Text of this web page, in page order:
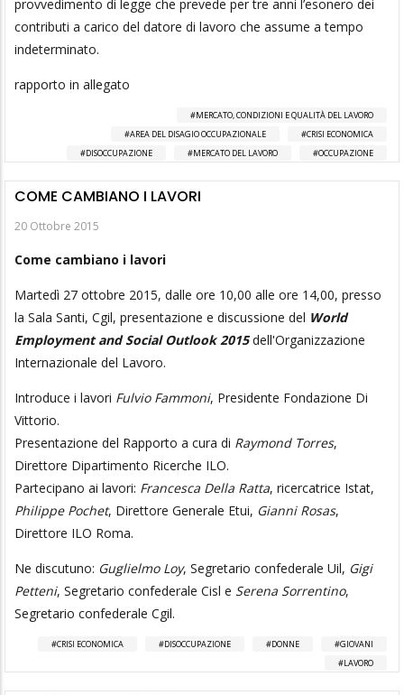
provvedimento di legge che prevede per tre anni l’esonero dei
contributi a carico del datore di lavoro che assume a tempo
indeterminato.
rapporto in allegato
MERCATO, CONDIZIONI E QUALITÀ DEL LAVORO
AREA DEL DISAGIO OCCUPAZIONALE
CRISI ECONOMICA
DISOCCUPAZIONE
MERCATO DEL LAVORO OCCUPAZIONE
COME CAMBIANO I LAVORI
20 Ottobre 2015
Come cambiano i lavori
Martedì 27 ottobre 2015, dalle ore 10,00 alle ore 14,00, presso
la Sala Santi, Cgil, presentazione e discussione del World
Employment and Social Outlook 2015dell'Organizzazione
Internazionale del Lavoro.
Introduce i lavori Fulvio Fammoni, Presidente Fondazione Di
Vittorio.
Presentazione del Rapporto a cura di Raymond Torres,
Direttore Dipartimento Ricerche ILO.
Partecipano ai lavori: Francesca Della Ratta, ricercatrice Istat,
Philippe Pochet, Direttore Generale Etui, Gianni Rosas,
Direttore ILO Roma.
Ne discutuno: Guglielmo Loy, Segretario confederale Uil, Gigi
Petteni, Segretario confederale Cisl e Serena Sorrentino,
Segretario confederale Cgil.
CRISI ECONOMICA DISOCCUPAZIONE DONNE
GIOVANI
LAVORO